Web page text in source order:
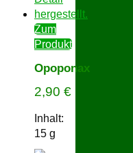
Zum
Produkt
Opoponax
2,90€
Inhalt:
15g